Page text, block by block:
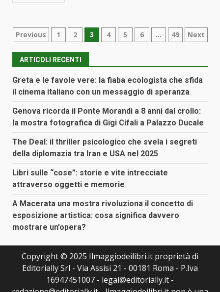
Paginazione
degli
articoli
Previous 1 2 3 4 5 6 … 49 Next
ARTICOLI RECENTI
Greta e le favole vere: la fiaba ecologista che sfida
il cinema italiano con un messaggio di speranza
Genova ricorda il Ponte Morandi a 8 anni dal crollo:
la mostra fotografica di Gigi Cifali a Palazzo Ducale
The Deal: il thriller psicologico che svela i segreti
della diplomazia tra Iran e USA nel 2025
Libri sulle “cose”: storie e vite intrecciate
attraverso oggetti e memorie
A Macerata una mostra rivoluziona il concetto di
esposizione artistica: cosa significa davvero
mostrare un’opera?
Copyright © 2025 Ilmaggiodeilibri.it proprietà di
Editorially Srl - Via Assisi 21 - 00181 Roma - P.Iva
16947451007 - legal@editorially.it -